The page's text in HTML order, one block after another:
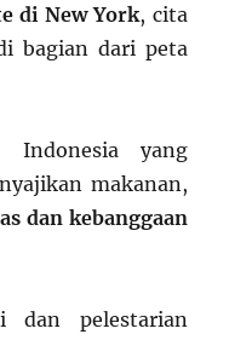
di New York, cita
bagian dari peta
Indonesia yang
makanan,
dan kebanggaan
dan pelestarian